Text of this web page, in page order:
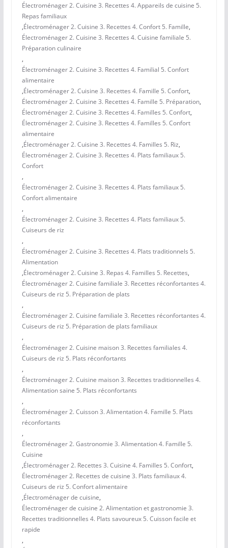
Électroménager 2. Cuisine 3. Recettes 4. Appareils de cuisine 5.
Repas familiaux
,Électroménager 2. Cuisine 3. Recettes 4. Confort 5. Famille,
Électroménager 2. Cuisine 3. Recettes 4. Cuisine familiale 5.
Préparation culinaire
,
Électroménager 2. Cuisine 3. Recettes 4. Familial 5. Confort
alimentaire
,Électroménager 2. Cuisine 3. Recettes 4. Famille 5. Confort,
Électroménager 2. Cuisine 3. Recettes 4. Famille 5. Préparation,
Électroménager 2. Cuisine 3. Recettes 4. Familles 5. Confort,
Électroménager 2. Cuisine 3. Recettes 4. Familles 5. Confort
alimentaire
,Électroménager 2. Cuisine 3. Recettes 4. Familles 5. Riz,
Électroménager 2. Cuisine 3. Recettes 4. Plats familiaux 5.
Confort
,
Électroménager 2. Cuisine 3. Recettes 4. Plats familiaux 5.
Confort alimentaire
,
Électroménager 2. Cuisine 3. Recettes 4. Plats familiaux 5.
Cuiseurs de riz
,
Électroménager 2. Cuisine 3. Recettes 4. Plats traditionnels 5.
Alimentation
,Électroménager 2. Cuisine 3. Repas 4. Familles 5. Recettes,
Électroménager 2. Cuisine familiale 3. Recettes réconfortantes 4.
Cuiseurs de riz 5. Préparation de plats
,
Électroménager 2. Cuisine familiale 3. Recettes réconfortantes 4.
Cuiseurs de riz 5. Préparation de plats familiaux
,
Électroménager 2. Cuisine maison 3. Recettes familiales 4.
Cuiseurs de riz 5. Plats réconfortants
,
Électroménager 2. Cuisine maison 3. Recettes traditionnelles 4.
Alimentation saine 5. Plats réconfortants
,
Électroménager 2. Cuisson 3. Alimentation 4. Famille 5. Plats
réconfortants
,
Électroménager 2. Gastronomie 3. Alimentation 4. Famille 5.
Cuisine
,Électroménager 2. Recettes 3. Cuisine 4. Familles 5. Confort,
Électroménager 2. Recettes de cuisine 3. Plats familiaux 4.
Cuiseurs de riz 5. Confort alimentaire
,Électroménager de cuisine,
Électroménager de cuisine 2. Alimentation et gastronomie 3.
Recettes traditionnelles 4. Plats savoureux 5. Cuisson facile et
rapide
,